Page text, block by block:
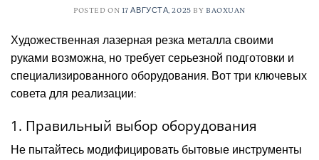
POSTED ON 17 АВГУСТА, 2025 BY BAOXUAN
Художественная лазерная резка металла своими
руками возможна, но требует серьезной подготовки и
специализированного оборудования. Вот три ключевых
совета для реализации:
1. Правильный выбор оборудования
Не пытайтесь модифицировать бытовые инструменты